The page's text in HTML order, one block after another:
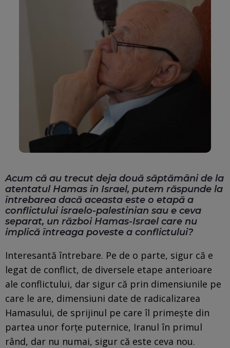
Acum că au trecut deja două săptămâni de la
atentatul Hamas în Israel, putem răspunde la
întrebarea dacă aceasta este o etapă a
conflictului israelo-palestinian sau e ceva
separat, un război Hamas-Israel care nu
implică întreaga poveste a conflictului?
Interesantă întrebare. Pe de o parte, sigur că e
legat de conflict, de diversele etape anterioare
ale conflictului, dar sigur că prin dimensiunile pe
care le are, dimensiuni date de radicalizarea
Hamasului, de sprijinul pe care îl primește din
partea unor forțe puternice, Iranul în primul
rând, dar nu numai, sigur că este ceva nou.